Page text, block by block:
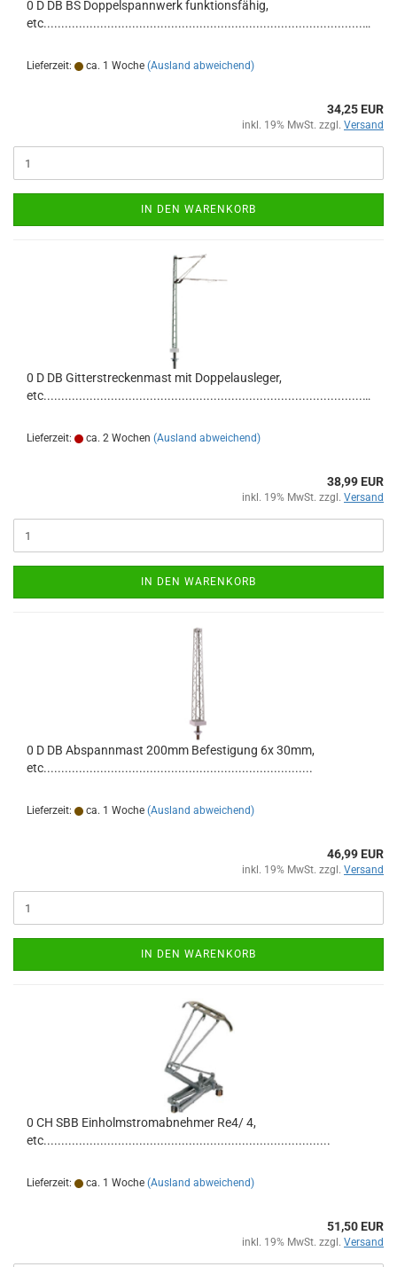
0 D DB BS Doppelspannwerk funktionsfähig,
etc..................................................................................................
Lieferzeit: ca. 1 Woche (Ausland abweichend)
34,25 EUR
inkl. 19% MwSt. zzgl. Versand
IN DEN WARENKORB
0 D DB Gitterstreckenmast mit Doppelausleger,
etc................................................................................................................
Lieferzeit: ca. 2 Wochen (Ausland abweichend)
38,99 EUR
inkl. 19% MwSt. zzgl. Versand
IN DEN WARENKORB
0 D DB Abspannmast 200mm Befestigung 6x 30mm,
etc............................................................................
Lieferzeit: ca. 1 Woche (Ausland abweichend)
46,99 EUR
inkl. 19% MwSt. zzgl. Versand
IN DEN WARENKORB
0 CH SBB Einholmstromabnehmer Re4/ 4,
etc.................................................................................
Lieferzeit: ca. 1 Woche (Ausland abweichend)
51,50 EUR
inkl. 19% MwSt. zzgl. Versand